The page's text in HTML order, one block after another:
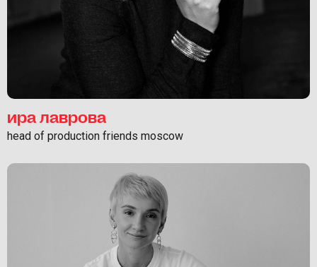
ира лаврова
head of production friends moscow